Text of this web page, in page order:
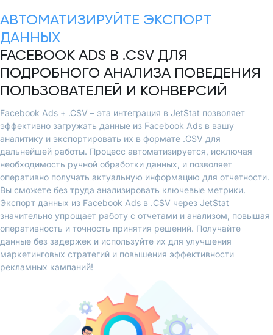
АВТОМАТИЗИРУЙТЕ ЭКСПОРТ
ДАННЫХ
FACEBOOK ADS В .CSV ДЛЯ
ПОДРОБНОГО АНАЛИЗА ПОВЕДЕНИЯ
ПОЛЬЗОВАТЕЛЕЙ И КОНВЕРСИЙ
Facebook Ads + .CSV – эта интеграция в JetStat позволяет
эффективно загружать данные из Facebook Ads в вашу
аналитику и экспортировать их в формате .CSV для
дальнейшей работы. Процесс автоматизируется, исключая
необходимость ручной обработки данных, и позволяет
оперативно получать актуальную информацию для отчетности.
Вы сможете без труда анализировать ключевые метрики.
Экспорт данных из Facebook Ads в .CSV через JetStat
значительно упрощает работу с отчетами и анализом, повышая
оперативность и точность принятия решений. Получайте
данные без задержек и используйте их для улучшения
маркетинговых стратегий и повышения эффективности
рекламных кампаний!